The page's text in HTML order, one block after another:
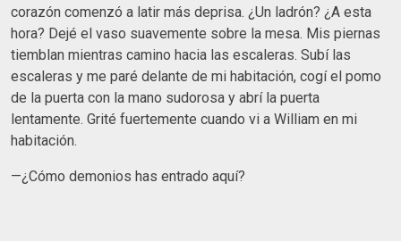
corazón comenzó a latir más deprisa. ¿Un ladrón? ¿A esta
hora? Dejé el vaso suavemente sobre la mesa. Mis piernas
tiemblan mientras camino hacia las escaleras. Subí las
escaleras y me paré delante de mi habitación, cogí el pomo
de la puerta con la mano sudorosa y abrí la puerta
lentamente. Grité fuertemente cuando vi a William en mi
habitación.
—¿Cómo demonios has entrado aquí?